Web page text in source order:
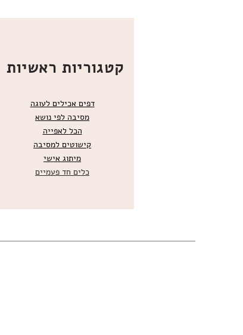
קטגוריות ראשיות
דפים אכילים לעוגה
מסיבה לפי נושא
הכל לאפייה
קישוטים למסיבה
מיתוג אישי
כלים חד פעמיים